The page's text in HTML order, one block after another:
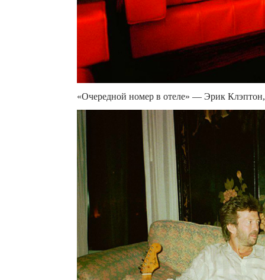
«Очередной номер в отеле» — Эрик